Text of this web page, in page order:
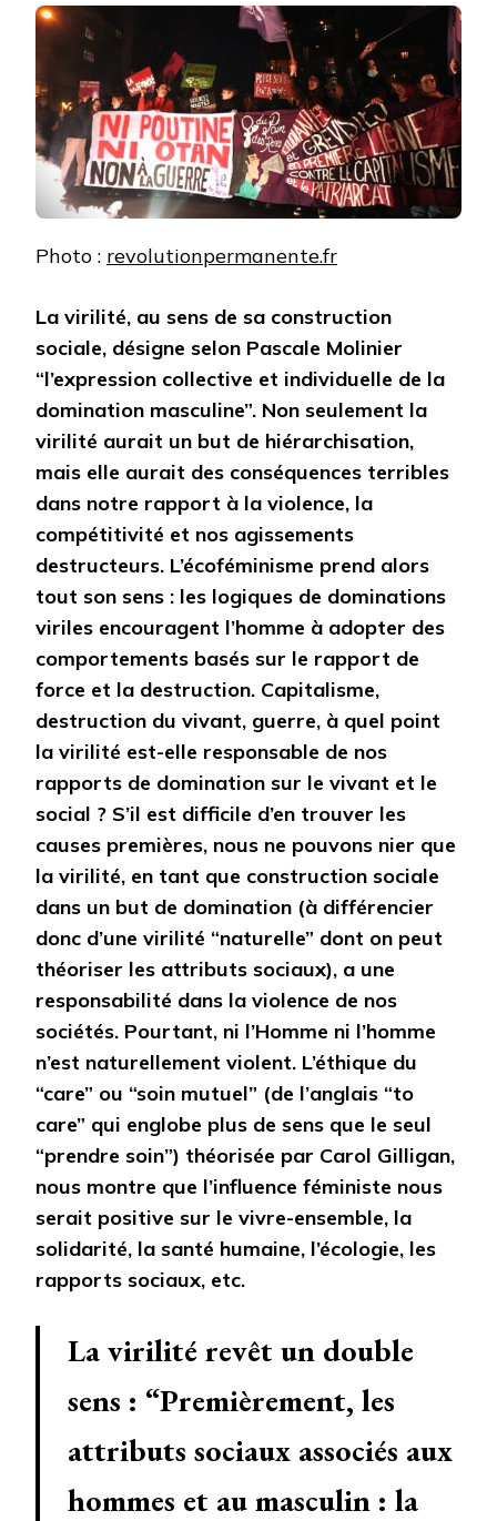
ÉCONOMIE
LA
VIRILITÉ
NOUS
COÛTE
CHER
Photo : revolutionpermanente.fr
La virilité, au sens de sa construction
sociale, désigne selon Pascale Molinier
“l’expression collective et individuelle de la
domination masculine”. Non seulement la
virilité aurait un but de hiérarchisation,
mais elle aurait des conséquences terribles
dans notre rapport à la violence, la
compétitivité et nos agissements
destructeurs. L’écoféminisme prend alors
tout son sens : les logiques de dominations
viriles encouragent l’homme à adopter des
comportements basés sur le rapport de
force et la destruction. Capitalisme,
destruction du vivant, guerre, à quel point
la virilité est-elle responsable de nos
rapports de domination sur le vivant et le
social ? S’il est difficile d’en trouver les
causes premières, nous ne pouvons nier que
la virilité, en tant que construction sociale
dans un but de domination (à différencier
donc d’une virilité “naturelle” dont on peut
théoriser les attributs sociaux), a une
responsabilité dans la violence de nos
sociétés. Pourtant, ni l’Homme ni l’homme
n’est naturellement violent. L’éthique du
“care” ou “soin mutuel” (de l’anglais “to
care” qui englobe plus de sens que le seul
“prendre soin”) théorisée par Carol Gilligan,
nous montre que l’influence féministe nous
serait positive sur le vivre-ensemble, la
solidarité, la santé humaine, l’écologie, les
rapports sociaux, etc.
La virilité revêt un double
sens : “Premièrement, les
attributs sociaux associés aux
hommes et au masculin : la